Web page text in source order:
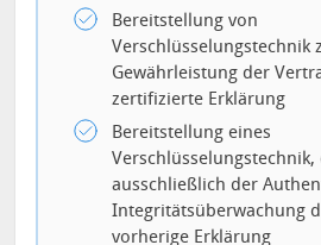
Bereitstellung von
Verschlüsselungstechnik
Gewährleistung der
zertifizierte Erklärung
Bereitstellung eines
ausschließlich der
Integritätsüberwachung
vorherige Erklärung